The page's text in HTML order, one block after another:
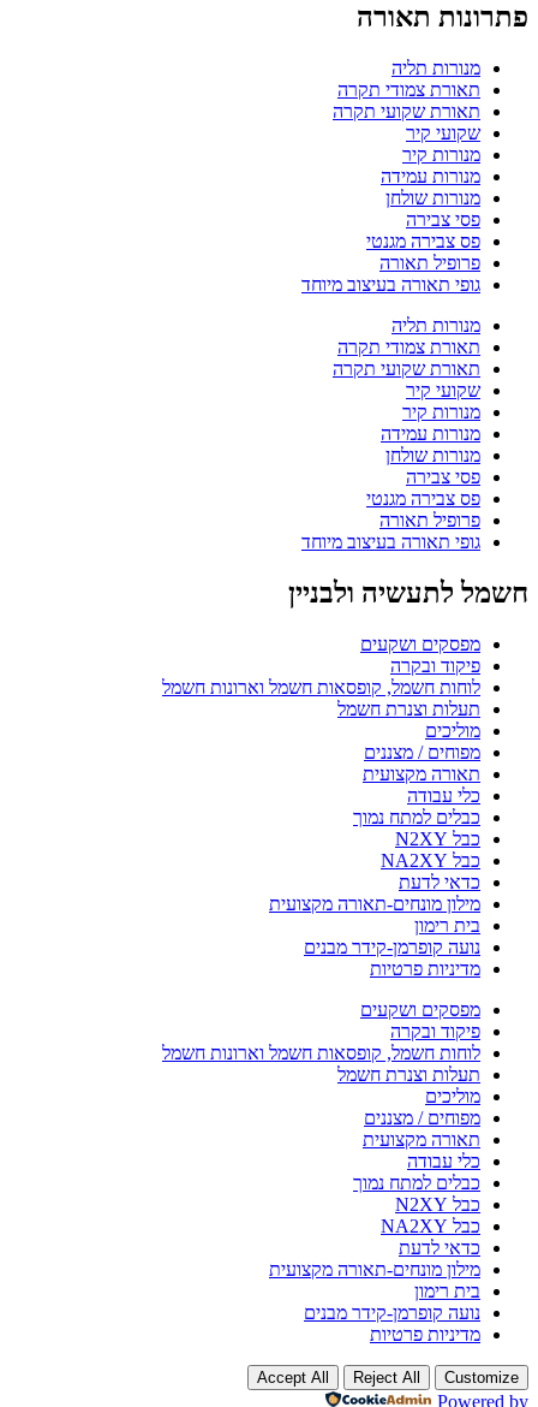
פתרונות תאורה
מנורות תליה
תאורת צמודי תקרה
תאורת שקועי תקרה
שקועי קיר
מנורות קיר
מנורות עמידה
מנורות שולחן
פסי צבירה
פס צבירה מגנטי
פרופיל תאורה
גופי תאורה בעיצוב מיוחד
מנורות תליה
תאורת צמודי תקרה
תאורת שקועי תקרה
שקועי קיר
מנורות קיר
מנורות עמידה
מנורות שולחן
פסי צבירה
פס צבירה מגנטי
פרופיל תאורה
גופי תאורה בעיצוב מיוחד
חשמל לתעשיה ולבניין
מפסקים ושקעים
פיקוד ובקרה
לוחות חשמל, קופסאות חשמל וארונות חשמל
תעלות וצנרת חשמל
מוליכים
מפוחים / מצננים
תאורה מקצועית
כלי עבודה
כבלים למתח נמוך
כבל N2XY
כבל NA2XY
כדאי לדעת
מילון מונחים-תאורה מקצועית
בית רימון
נועה קופרמן-קידר מבנים
מדיניות פרטיות
מפסקים ושקעים
פיקוד ובקרה
לוחות חשמל, קופסאות חשמל וארונות חשמל
תעלות וצנרת חשמל
מוליכים
מפוחים / מצננים
תאורה מקצועית
כלי עבודה
כבלים למתח נמוך
כבל N2XY
כבל NA2XY
כדאי לדעת
מילון מונחים-תאורה מקצועית
בית רימון
נועה קופרמן-קידר מבנים
מדיניות פרטיות
Customize
Reject All
Accept All
Powered by